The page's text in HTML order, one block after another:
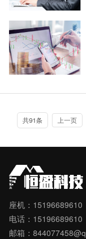
共91条 上一页
座机：15196689610
电话：15196689610
邮箱：